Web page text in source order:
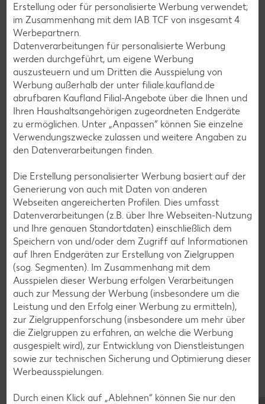
Salat-Rezepte
Spargel-Rezepte
Fleisch-Rezepte
Fisch-Rezepte
Geflügel-Rezepte
Lamm-Rezepte
Grill-Rezepte
Muffin-Rezepte
Apfelkuchen-Rezepte
Schokokuchen-Rezepte
Torten-Rezepte
Eis-Rezepte
Pfannkuchen-Rezepte
Plätzchen-Rezepte
Smoothie-Rezepte
Bowle-Rezepte
Cocktail-Rezepte
Avocado-Rezepte
Erstellung oder für personalisierte Werbung verwendet;
im Zusammenhang mit dem IAB TCF von insgesamt 4
Werbepartnern.
Datenverarbeitungen für personalisierte Werbung
werden durchgeführt, um eigene Werbung
auszusteuern und um Dritten die Ausspielung von
Werbung außerhalb der unter filiale.kaufland.de
abrufbaren Kaufland Filial-Angebote über die Ihnen und
Ihren Haushaltsangehörigen zugeordneten Endgeräte
zu ermöglichen. Unter „Anpassen“ können Sie einzelne
Verwendungszwecke zulassen und weitere Angaben zu
den Datenverarbeitungen finden.
Die Erstellung personalisierter Werbung basiert auf der
Generierung von auch mit Daten von anderen
Webseiten angereicherten Profilen. Dies umfasst
Datenverarbeitungen (z.B. über Ihre Webseiten-Nutzung
und Ihre genauen Standortdaten) einschließlich dem
Speichern von und/oder dem Zugriff auf Informationen
auf Ihren Endgeräten zur Erstellung von Zielgruppen
(sog. Segmenten). Im Zusammenhang mit dem
Ausspielen dieser Werbung erfolgen Verarbeitungen
auch zur Messung der Werbung (insbesondere um die
Leistung und den Erfolg einer Werbung zu ermitteln),
zur Zielgruppenforschung (insbesondere um mehr über
die Zielgruppen zu erfahren, an welche die Werbung
ausgespielt wird), zur Entwicklung von Dienstleistungen
sowie zur technischen Sicherung und Optimierung dieser
Werbeausspielungen.
Durch einen Klick auf „Ablehnen“ können Sie nur den